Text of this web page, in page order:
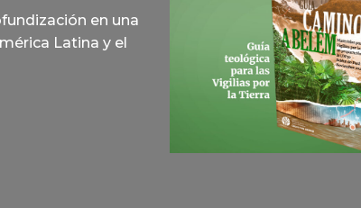
en una
Latina y el